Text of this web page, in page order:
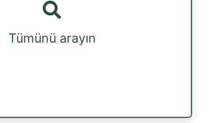
Tümünü arayın